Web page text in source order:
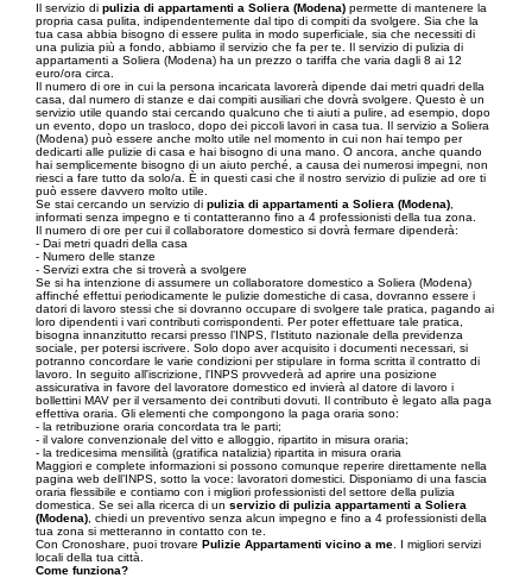
Il servizio di pulizia di appartamenti a Soliera (Modena) permette di mantenere la
propria casa pulita, indipendentemente dal tipo di compiti da svolgere. Sia che la
tua casa abbia bisogno di essere pulita in modo superficiale, sia che necessiti di
una pulizia più a fondo, abbiamo il servizio che fa per te. Il servizio di pulizia di
appartamenti a Soliera (Modena) ha un prezzo o tariffa che varia dagli 8 ai 12
euro/ora circa.
Il numero di ore in cui la persona incaricata lavorerà dipende dai metri quadri della
casa, dal numero di stanze e dai compiti ausiliari che dovrà svolgere. Questo è un
servizio utile quando stai cercando qualcuno che ti aiuti a pulire, ad esempio, dopo
un evento, dopo un trasloco, dopo dei piccoli lavori in casa tua. Il servizio a Soliera
(Modena) può essere anche molto utile nel momento in cui non hai tempo per
dedicarti alle pulizie di casa e hai bisogno di una mano. O ancora, anche quando
hai semplicemente bisogno di un aiuto perché, a causa dei numerosi impegni, non
riesci a fare tutto da solo/a. È in questi casi che il nostro servizio di pulizie ad ore ti
può essere davvero molto utile.
Se stai cercando un servizio di pulizia di appartamenti a Soliera (Modena)
informati senza impegno e ti contatteranno fino a 4 professionisti della tua zona.
Il numero di ore per cui il collaboratore domestico si dovrà fermare dipenderà:
- Dai metri quadri della casa
- Numero delle stanze
- Servizi extra che si troverà a svolgere
Se si ha intenzione di assumere un collaboratore domestico a Soliera (Modena)
affinché effettui periodicamente le pulizie domestiche di casa, dovranno essere i
datori di lavoro stessi che si dovranno occupare di svolgere tale pratica, pagando ai
loro dipendenti i vari contributi corrispondenti. Per poter effettuare tale pratica,
bisogna innanzitutto recarsi presso l’INPS, l'Istituto nazionale della previdenza
sociale, per potersi iscrivere. Solo dopo aver acquisito i documenti necessari, si
potranno concordare le varie condizioni per stipulare in forma scritta il contratto di
lavoro. In seguito all'iscrizione, l'INPS provvederà ad aprire una posizione
assicurativa in favore del lavoratore domestico ed invierà al datore di lavoro i
bollettini MAV per il versamento dei contributi dovuti. Il contributo è legato alla paga
effettiva oraria. Gli elementi che compongono la paga oraria sono:
- la retribuzione oraria concordata tra le parti;
- il valore convenzionale del vitto e alloggio, ripartito in misura oraria;
- la tredicesima mensilità (gratifica natalizia) ripartita in misura oraria
Maggiori e complete informazioni si possono comunque reperire direttamente nella
pagina web dell’INPS, sotto la voce: lavoratori domestici. Disponiamo di una fascia
oraria flessibile e contiamo con i migliori professionisti del settore della pulizia
domestica. Se sei alla ricerca di un servizio di pulizia appartamenti a Soliera
(Modena) , chiedi un preventivo senza alcun impegno e fino a 4 professionisti della
tua zona si metteranno in contatto con te.
Con Cronoshare, puoi trovare Pulizie Appartamenti vicino a me . I migliori servizi
locali della tua città.
Come funziona?